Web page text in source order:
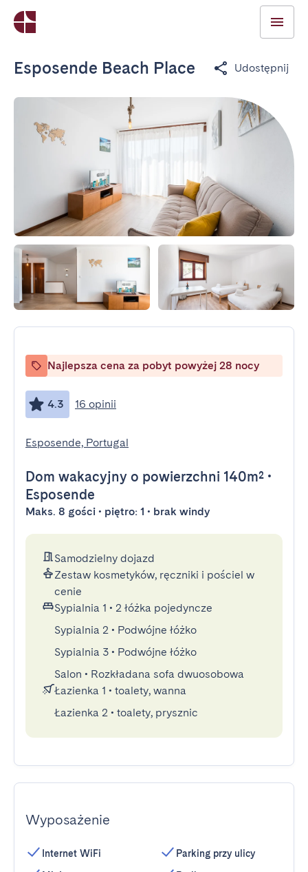
Esposende Beach Place Udostępnij
Najlepsza cena za pobyt powyżej 28 nocy
4.3 16 opinii
Esposende, Portugal
Dom wakacyjny o powierzchni 140m² •
Esposende
Maks. 8 gości • piętro: 1 • brak windy
Samodzielny dojazd
Zestaw kosmetyków, ręczniki i pościel w
cenie
Sypialnia 1 • 2 łóżka pojedyncze
Sypialnia 2 • Podwójne łóżko
Sypialnia 3 • Podwójne łóżko
Salon • Rozkładana sofa dwuosobowa
Łazienka 1 • toalety, wanna
Łazienka 2 • toalety, prysznic
Wyposażenie
Internet WiFi
Parking przy ulicy